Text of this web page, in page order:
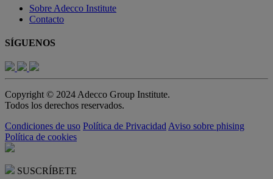
Sobre Adecco Institute
Contacto
SÍGUENOS
Copyright © 2024 Adecco Group Institute.
Todos los derechos reservados.
Condiciones de uso Política de PrivacidadAviso sobre phising
Política de cookies
SUSCRÍBETE